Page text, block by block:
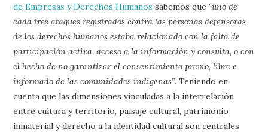
de Empresas y Derechos Humanos sabemos que “uno de
cada tres ataques registrados contra las personas defensoras
de los derechos humanos estaba relacionado con la falta de
participación activa, acceso a la información y consulta, o con
el hecho de no garantizar el consentimiento previo, libre e
informado de las comunidades indígenas”. Teniendo en
cuenta que las dimensiones vinculadas a la interrelación
entre cultura y territorio, paisaje cultural, patrimonio
inmaterial y derecho a la identidad cultural son centrales